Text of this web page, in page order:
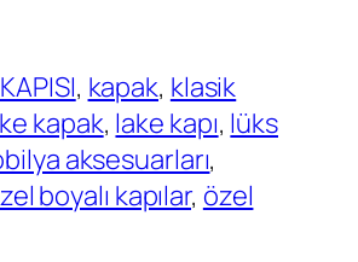
, kapak, klasik
kapak, lake kapı, lüks
aksesuarları
boyalı kapılar, özel